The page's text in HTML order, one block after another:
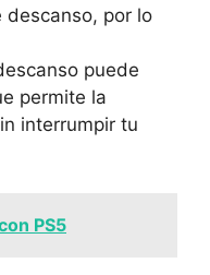
descanso, por lo
puede
permite la
interrumpir tu
PS5